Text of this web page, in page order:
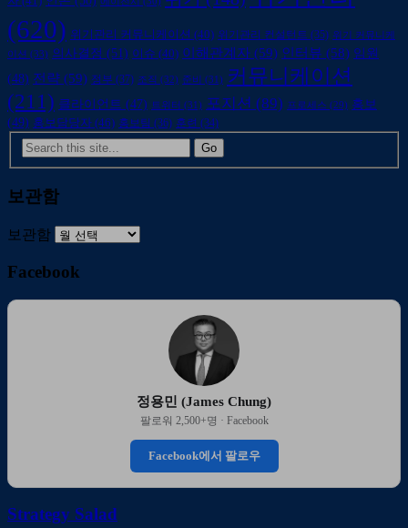
(620) 위기관리 커뮤니케이션 (40) 위기관리 컨설턴트 (35) 위기 커뮤니케
이션 (33) 의사결정 (51) 이슈 (40) 이해관계자 (59) 인터뷰 (58) 임원
(48) 전략 (59) 정부 (37) 조직 (32) 준비 (31) 커뮤니케이션
(211) 클라이언트 (47) 트위터 (31) 포지션 (89) 프로세스 (29) 홍보
(49) 홍보담당자 (46) 홍보팀 (36) 훈련 (34)
보관함
보관함
Facebook
정용민 (James Chung)
팔로워 2,500+명 · Facebook
Facebook에서 팔로우
Strategy Salad